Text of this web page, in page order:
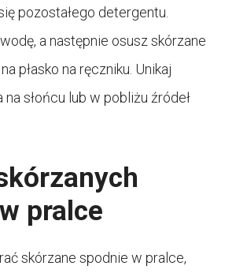
pozostałego detergentu.
a następnie osusz skórzane
płasko na ręczniku. Unikaj
na słońcu lub w pobliżu źródeł
pralce
skórzane spodnie w pralce,